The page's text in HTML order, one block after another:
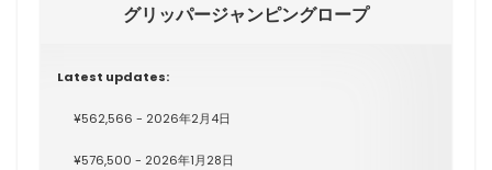
グリッパージャンピングロープ
Latest updates:
¥562,566 - 2026年2月4日
¥576,500 - 2026年1月28日